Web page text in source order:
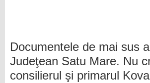
Documentele de mai sus
Judeţean Satu Mare. Nu
consilierul şi primarul